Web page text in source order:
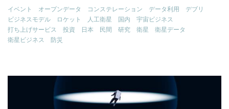
イベント オープンデータ コンステレーション データ利用
デブリ
ビジネスモデル
ロケット 人工衛星 国内
宇宙ビジネス
打ち上げサービス
投資 日本 民間 研究 衛星
衛星データ
衛星ビジネス
防災